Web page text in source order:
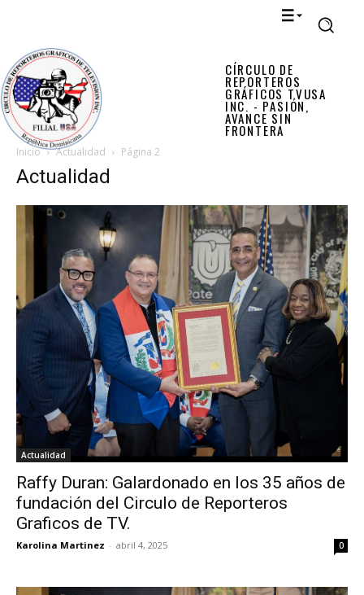
CÍRCULO DE
REPORTEROS
GRÁFICOS TVUSA
INC. - PASIÓN,
AVANCE SIN
FRONTERA
Inicio Actualidad Página 2
Actualidad
Actualidad
Raffy Duran: Galardonado en los 35 años de
fundación del Circulo de Reporteros
Graficos de TV.
Karolina Martinez - abril 4, 2025 0